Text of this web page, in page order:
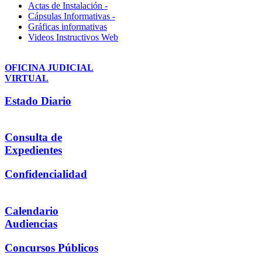
Actas de Instalación -
Cápsulas Informativas -
Gráficas informativas
Videos Instructivos Web
OFICINA JUDICIAL
VIRTUAL
Estado Diario
Consulta de
Expedientes
Confidencialidad
Calendario
Audiencias
Concursos Públicos